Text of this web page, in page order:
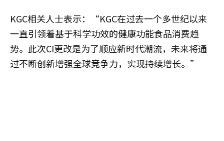
KGC相关人士表示：“KGC在过去一个多世纪以来
一直引领着基于科学功效的健康功能食品消费趋
势。此次CI更改是为了顺应新时代潮流，未来将通
过不断创新增强全球竞争力，实现持续增长。”